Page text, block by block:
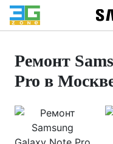
Ремонт
Pro в